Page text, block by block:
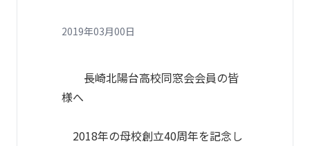
2019年03月00日
長崎北陽台高校同窓会会員の皆
様へ
2018年の母校創立40周年を記念し